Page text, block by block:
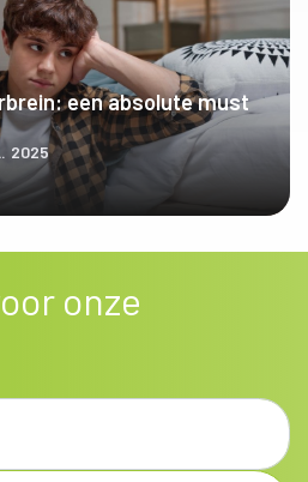
een absolute must
2025
MEER
onze